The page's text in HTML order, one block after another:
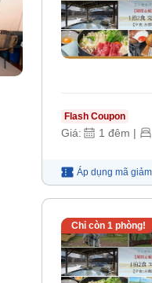
Flash Coupon
Giá: 1 đêm |
Áp dụng mã giảm
Chỉ còn 1 phòng!